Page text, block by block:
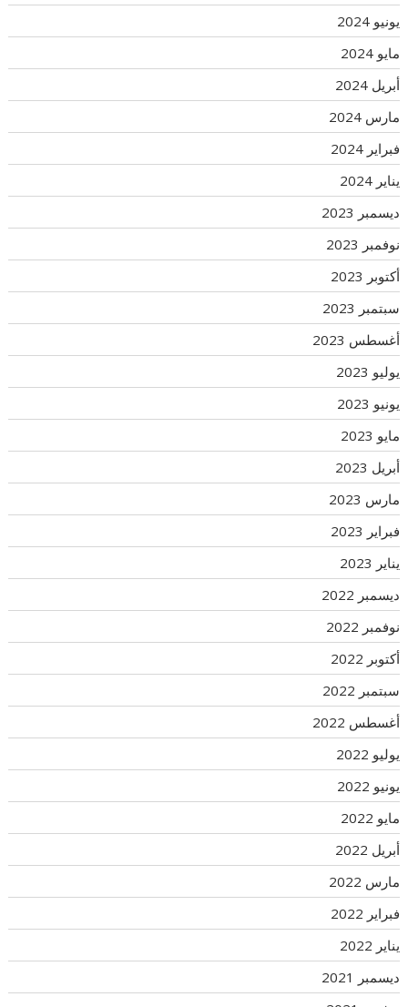
يونيو 2024
مايو 2024
أبريل 2024
مارس 2024
فبراير 2024
يناير 2024
ديسمبر 2023
نوفمبر 2023
أكتوبر 2023
سبتمبر 2023
أغسطس 2023
يوليو 2023
يونيو 2023
مايو 2023
أبريل 2023
مارس 2023
فبراير 2023
يناير 2023
ديسمبر 2022
نوفمبر 2022
أكتوبر 2022
سبتمبر 2022
أغسطس 2022
يوليو 2022
يونيو 2022
مايو 2022
أبريل 2022
مارس 2022
فبراير 2022
يناير 2022
ديسمبر 2021